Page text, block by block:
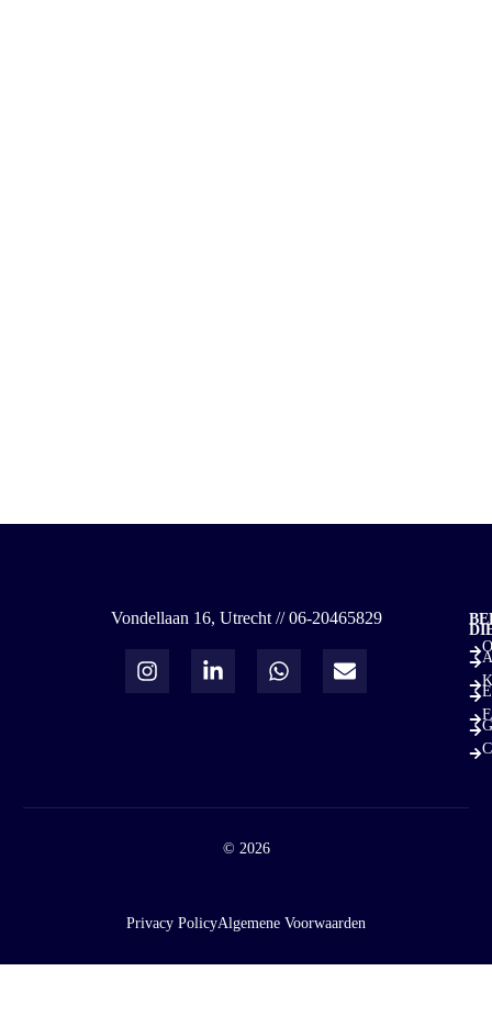
Vondellaan 16, Utrecht // 06-20465829
© 2026
Privacy PolicyAlgemene Voorwaarden